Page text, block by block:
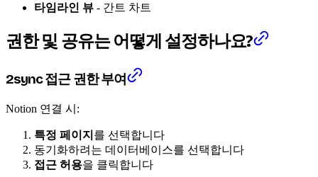
타임라인 뷰 - 간트 차트
권한 및 공유는 어떻게 설정하나요?
2sync 접근 권한 부여
Notion 연결 시:
특정 페이지 를 선택합니다
동기화하려는 데이터베이스를 선택합니다
접근 허용을 클릭합니다